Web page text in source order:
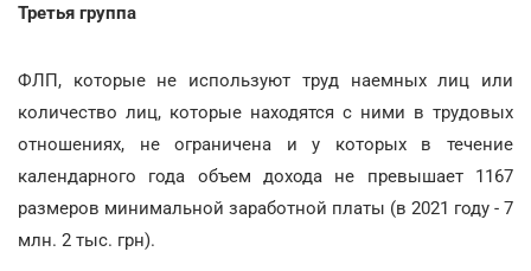
Третья группа
ФЛП, которые не используют труд наемных лиц или
количество лиц, которые находятся с ними в трудовых
отношениях, не ограничена и у которых в течение
календарного года объем дохода не превышает 1167
размеров минимальной заработной платы (в 2021 году - 7
млн. 2 тыс. грн).